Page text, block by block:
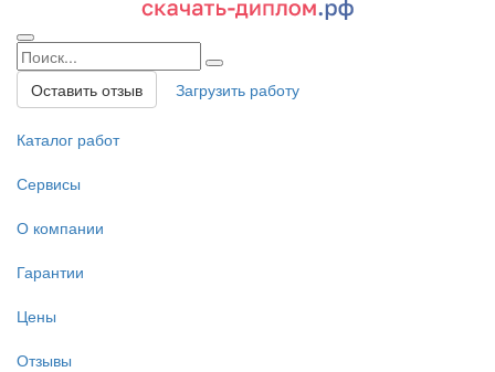
Оставить отзыв Загрузить работу
Каталог работ
Сервисы
О компании
Гарантии
Цены
Отзывы